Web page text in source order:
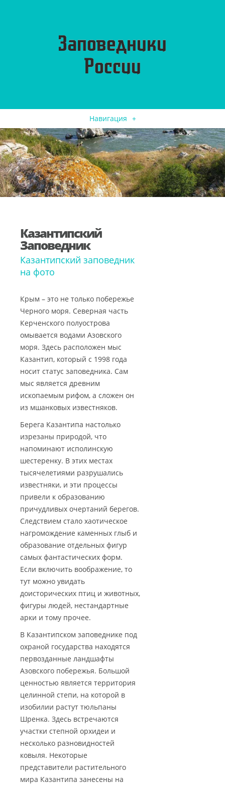
Навигация +
Казантипский
Заповедник
Казантипский заповедник
на фото
Крым – это не только побережье
Черного моря. Северная часть
Керченского полуострова
омывается водами Азовского
моря. Здесь расположен мыс
Казантип, который с 1998 года
носит статус заповедника. Сам
мыс является древним
ископаемым рифом, а сложен он
из мшанковых известняков.
Берега Казантипа настолько
изрезаны природой, что
напоминают исполинскую
шестеренку. В этих местах
тысячелетиями разрушались
известняки, и эти процессы
привели к образованию
причудливых очертаний берегов.
Следствием стало хаотическое
нагромождение каменных глыб и
образование отдельных фигур
самых фантастических форм.
Если включить воображение, то
тут можно увидать
доисторических птиц и животных,
фигуры людей, нестандартные
арки и тому прочее.
В Казантипском заповеднике под
охраной государства находятся
первозданные ландшафты
Азовского побережья. Большой
ценностью является территория
целинной степи, на которой в
изобилии растут тюльпаны
Шренка. Здесь встречаются
участки степной орхидеи и
несколько разновидностей
ковыля. Некоторые
представители растительного
мира Казантипа занесены на